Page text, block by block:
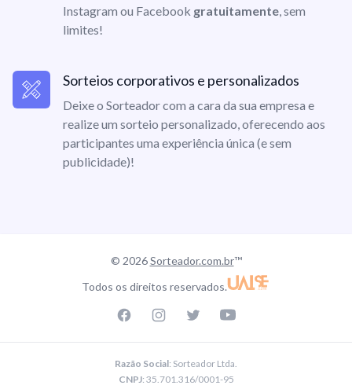
Instagram ou Facebook gratuitamente, sem
limites!
Sorteios corporativos e personalizados
Deixe o Sorteador com a cara da sua empresa e
realize um sorteio personalizado, oferecendo aos
participantes uma experiência única (e sem
publicidade)!
© 2026Sorteador.com.br™
Todos os direitos reservados.
Razão Social: Sorteador Ltda.
CNPJ: 35.701.316/0001-95